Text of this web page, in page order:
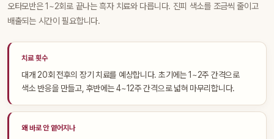
오타모반은 1~2회로 끝나는 흑자 치료와 다릅니다. 진피 색소를 조금씩 줄이고
배출되는 시간이 필요합니다.
치료 횟수
대개 20회 전후의 장기 치료를 예상합니다. 초기에는 1~2주 간격으로
색소 반응을 만들고, 후반에는 4~12주 간격으로 넓혀 마무리합니다.
왜 바로 안 옅어지나